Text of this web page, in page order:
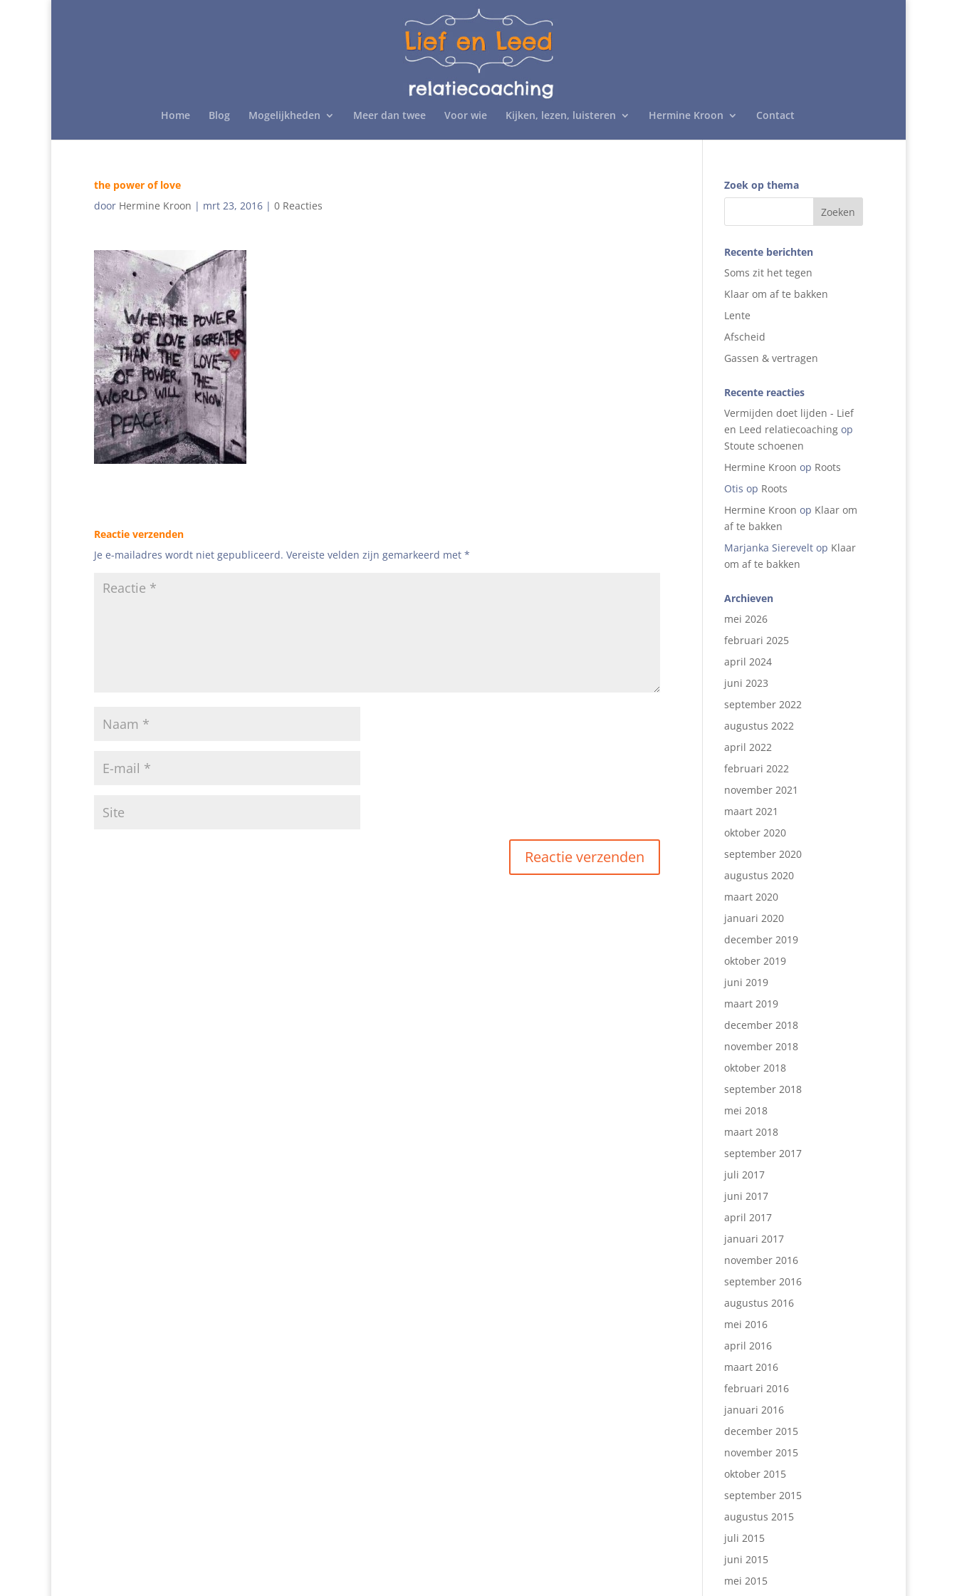
Home Blog Mogelijkheden Meer dan twee Voor wie Kijken, lezen, luisteren Hermine Kroon Contact
the power of love
door Hermine Kroon | mrt 23, 2016 | 0 Reacties
Reactie verzenden
Je e-mailadres wordt niet gepubliceerd. Vereiste velden zijn gemarkeerd met *
Zoek op thema
Recente berichten
Soms zit het tegen
Klaar om af te bakken
Lente
Afscheid
Gassen & vertragen
Recente reacties
Vermijden doet lijden - Lief
en Leed relatiecoachingop
Stoute schoenen
Hermine Kroon op Roots
Otis op Roots
Hermine Kroon op Klaar om
af te bakken
Marjanka Siereveltop Klaar
om af te bakken
Archieven
mei 2026
februari 2025
april 2024
juni 2023
september 2022
augustus 2022
april 2022
februari 2022
november 2021
maart 2021
oktober 2020
september 2020
augustus 2020
maart 2020
januari 2020
december 2019
oktober 2019
juni 2019
maart 2019
december 2018
november 2018
oktober 2018
september 2018
mei 2018
maart 2018
september 2017
juli 2017
juni 2017
april 2017
januari 2017
november 2016
september 2016
augustus 2016
mei 2016
april 2016
maart 2016
februari 2016
januari 2016
december 2015
november 2015
oktober 2015
september 2015
augustus 2015
juli 2015
juni 2015
mei 2015